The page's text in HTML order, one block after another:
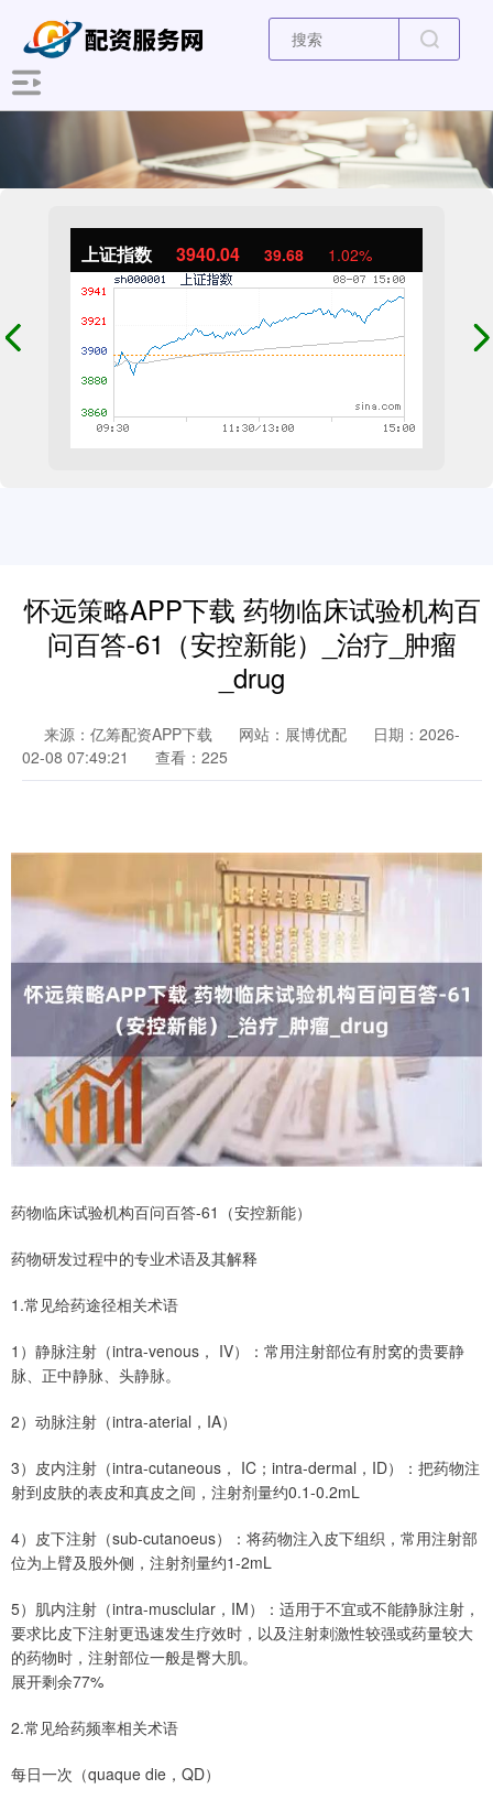
上证指数 3940.04 39.68 1.02%
怀远策略APP下载 药物临床试验机构百
问百答-61（安控新能）_治疗_肿瘤
_drug
来源：亿筹配资APP下载 网站：展博优配
日期：2026-
02-08 07:49:21
查看：225
药物临床试验机构百问百答-61（安控新能）
药物研发过程中的专业术语及其解释
1.常见给药途径相关术语
1）静脉注射（intra-venous， IV）：常用注射部位有肘窝的贵要静
脉、正中静脉、头静脉。
2）动脉注射（intra-aterial，IA）
3）皮内注射（intra-cutaneous， IC；intra-dermal，ID）：把药物注
射到皮肤的表皮和真皮之间，注射剂量约0.1-0.2mL
4）皮下注射（sub-cutanoeus）：将药物注入皮下组织，常用注射部
位为上臂及股外侧，注射剂量约1-2mL
5）肌内注射（intra-musclular，IM）：适用于不宜或不能静脉注射，
要求比皮下注射更迅速发生疗效时，以及注射刺激性较强或药量较大
的药物时，注射部位一般是臀大肌。
展开剩余77%
2.常见给药频率相关术语
每日一次（quaque die，QD）